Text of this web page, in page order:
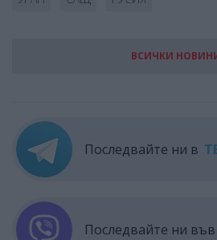
ВСИЧКИ
Последвайте ни в
Последвайте ни във